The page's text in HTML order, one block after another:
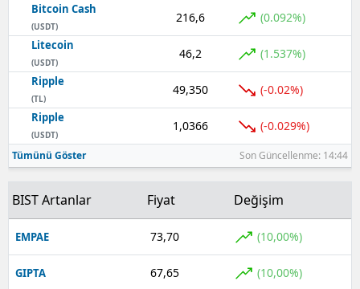
Bitcoin Cash
(USDT)
216,6 (0.092%)
Litecoin
(USDT)
46,2 (1.537%)
Ripple
(TL)
49,350 (-0.02%)
Ripple
(USDT)
1,0366 (-0.029%)
Tümünü Göster Son Güncellenme: 14:44
BIST Artanlar Fiyat Değişim
EMPAE 73,70 (10,00%)
GIPTA 67,65 (10,00%)